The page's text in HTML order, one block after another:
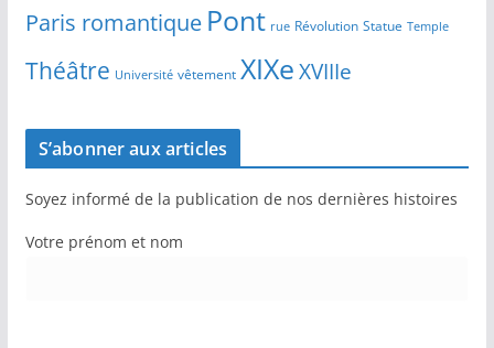
Paris romantique Pont rue Révolution Statue Temple
Théâtre Université vêtement XIXeXVIIIe
S’abonner aux articles
Soyez informé de la publication de nos dernières histoires
Votre prénom et nom